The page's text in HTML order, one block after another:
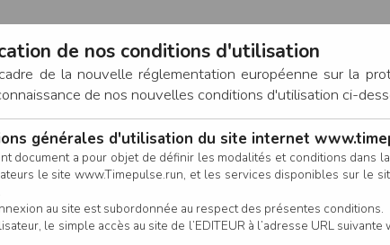
NOS SERVICES CALENDRIER RÉSULTATS
de nos conditions d'utilisation
de la nouvelle réglementation européenne sur la
de nos nouvelles conditions d'utilisation ci-
générales d'utilisation du site internet
document a pour objet de définir les modalités et conditions dans
le site www.Timepulse.run, et les services disponibles sur le
au site est subordonnée au respect des présentes conditions.
le simple accès au site de l’EDITEUR à l’adresse URL